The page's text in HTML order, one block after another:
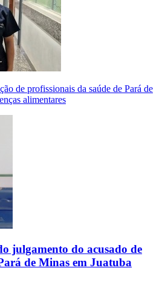
de profissionais da saúde de Pará de
alimentares
julgamento do acusado de
de Minas em Juatuba